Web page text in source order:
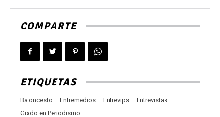
COMPARTE
ETIQUETAS
Baloncesto Entremedios Entrevips
Entrevistas
Grado en Periodismo